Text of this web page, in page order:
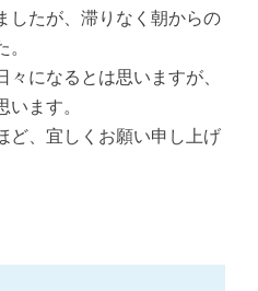
したが、滞りなく朝からの
になるとは思いますが、
ます。
ど、宜しくお願い申し上げ